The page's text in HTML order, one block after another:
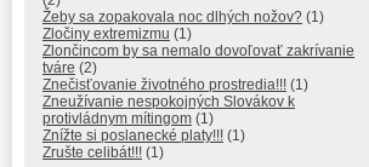
Žeby sa zopakovala noc dlhých nožov? (1)
Zločiny extremizmu (1)
Zlončincom by sa nemalo dovoľovať zakrívanie
tváre (2)
Znečisťovanie životného prostredia!!! (1)
Zneužívanie nespokojných Slovákov k
protivládnym mítingom (1)
Znížte si poslanecké platy!!! (1)
Zrušte celibát!!! (1)